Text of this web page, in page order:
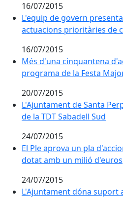
16/07/2015
L'equip de govern
L'equip de govern
actuacions prioritàries de
16/07/2015
Més d'una cinquantena
Més d'una cinquantena
programa de la Festa
20/07/2015
L'Ajuntament de Santa
L'Ajuntament de Santa
de la TDT Sabadell Sud
24/07/2015
El Ple aprova un pla
El Ple aprova un pla
dotat amb un milió d'euros
24/07/2015
L'Ajuntament dóna suport
L'Ajuntament dóna suport